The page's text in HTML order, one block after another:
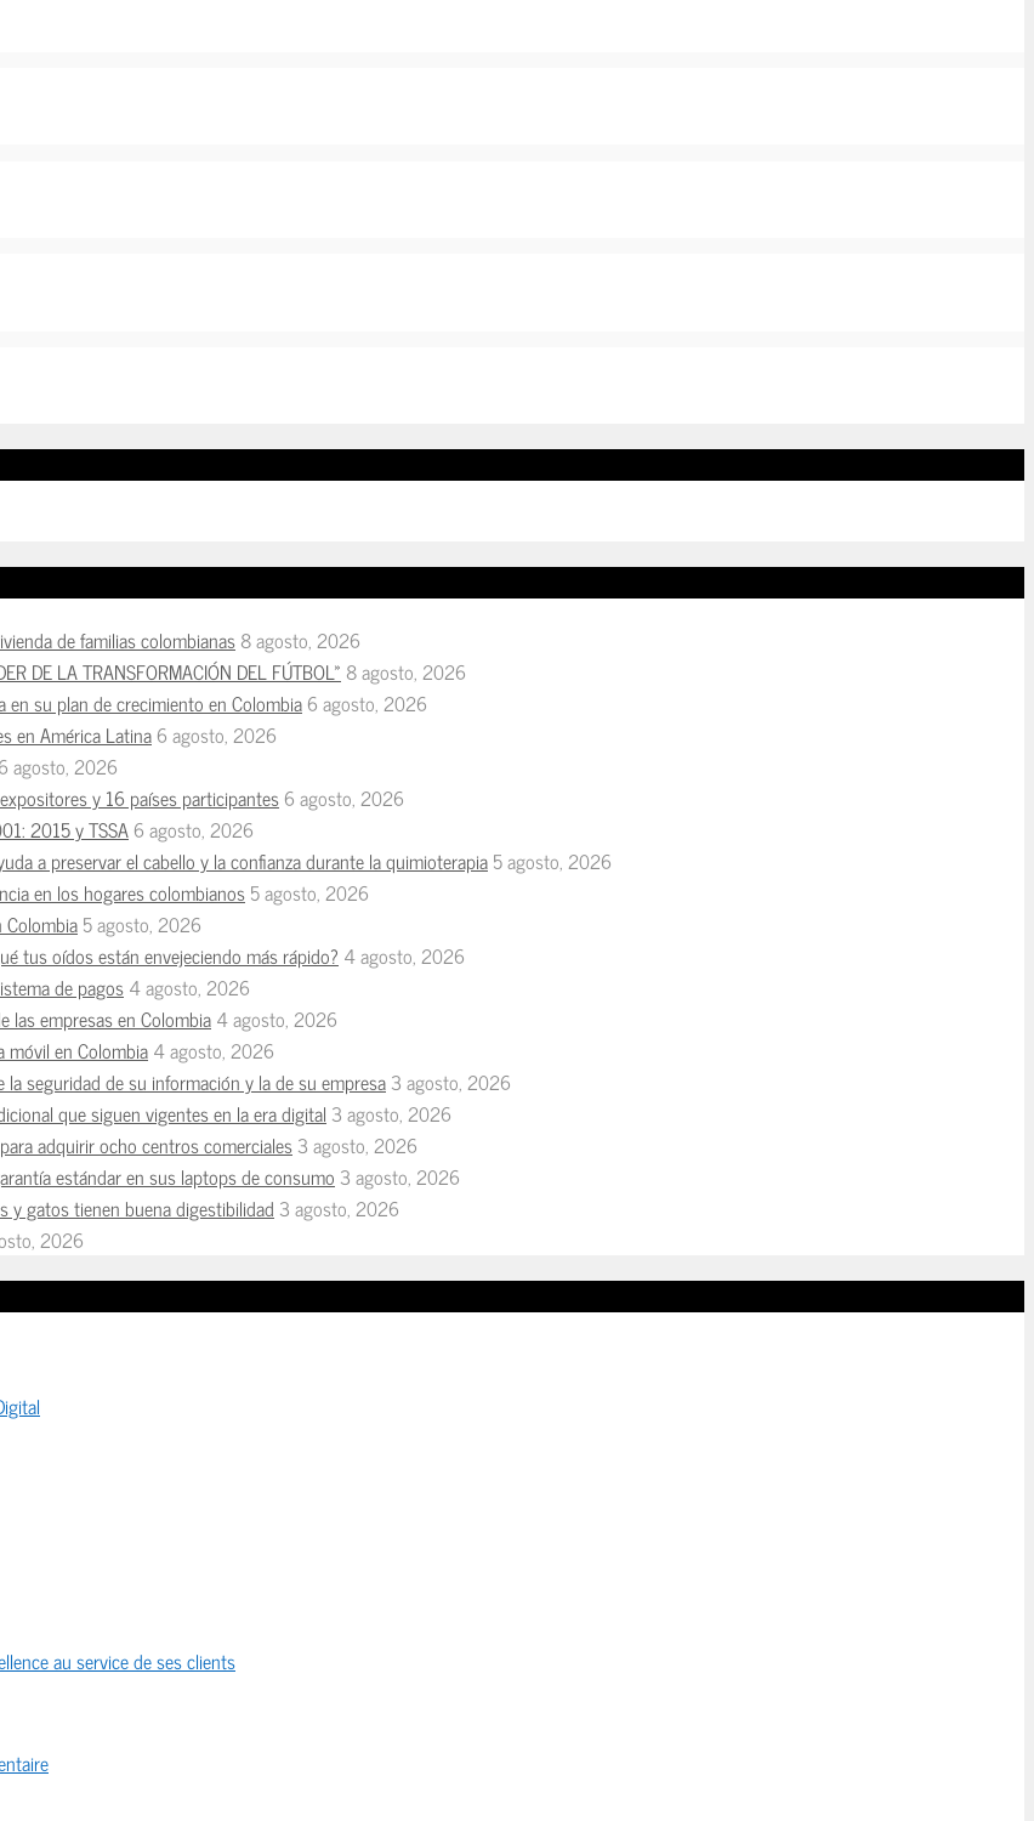
de familias colombianas8 agosto, 2026
DE LA TRANSFORMACIÓN DEL FÚTBOL» 8 agosto, 2026
en su plan de crecimiento en Colombia6 agosto, 2026
en América Latina6 agosto, 2026
6 agosto, 2026
y 16 países participantes6 agosto, 2026
2015 y TSSA6 agosto, 2026
a preservar el cabello y la confianza durante la quimioterapia5 agosto, 2026
en los hogares colombianos5 agosto, 2026
Colombia5 agosto, 2026
tus oídos están envejeciendo más rápido? 4 agosto, 2026
de pagos4 agosto, 2026
las empresas en Colombia4 agosto, 2026
móvil en Colombia4 agosto, 2026
seguridad de su información y la de su empresa3 agosto, 2026
que siguen vigentes en la era digital 3 agosto, 2026
adquirir ocho centros comerciales3 agosto, 2026
estándar en sus laptops de consumo 3 agosto, 2026
y gatos tienen buena digestibilidad 3 agosto, 2026
2026
au service de ses clients